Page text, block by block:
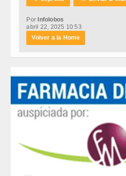
Por Infolobos
abril 22, 2025 10:53
Volver a la Home